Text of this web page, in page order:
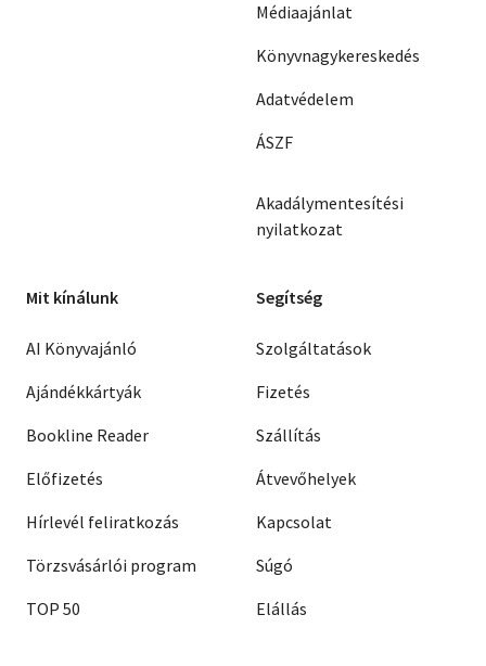
Médiaajánlat
Könyvnagykereskedés
Adatvédelem
ÁSZF
Akadálymentesítési
nyilatkozat
Mit kínálunk
AI Könyvajánló
Ajándékkártyák
Bookline Reader
Előfizetés
Hírlevél feliratkozás
Törzsvásárlói program
TOP 50
Segítség
Szolgáltatások
Fizetés
Szállítás
Átvevőhelyek
Kapcsolat
Súgó
Elállás